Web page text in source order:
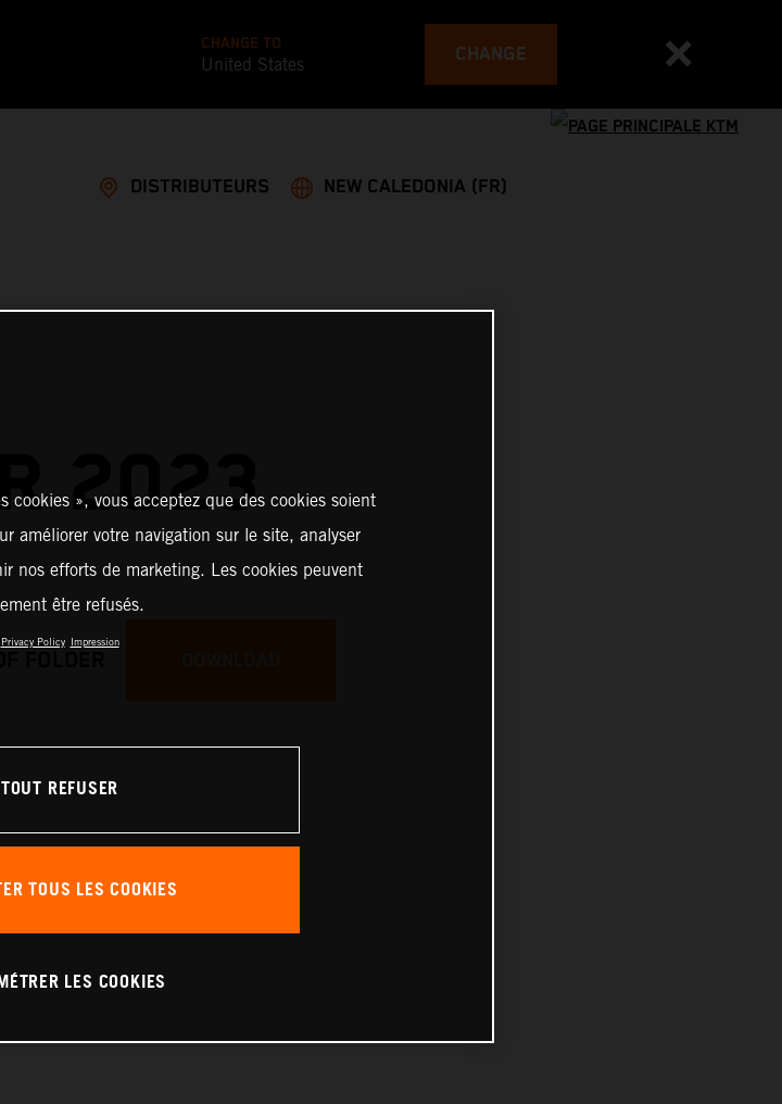
CHANGE TO
United States CHANGE
DISTRIBUTEURS NEW CALEDONIA (FR)
2023
cookies », vous acceptez que des cookies soient
améliorer votre navigation sur le site, analyser
nos efforts de marketing. Les cookies peuvent
être refusés.
Privacy Policy Impression
TOUT REFUSER
TOUS LES COOKIES
LES COOKIES